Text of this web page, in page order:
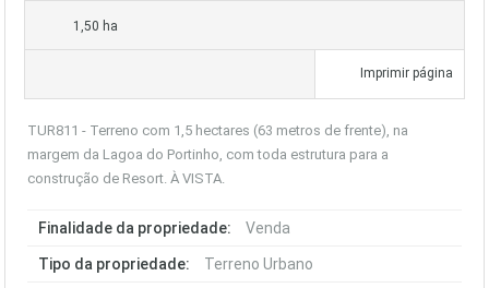
1,50 ha
Imprimir página
TUR811 - Terreno com 1,5 hectares (63 metros de frente), na
margem da Lagoa do Portinho, com toda estrutura para a
construção de Resort. À VISTA.
Finalidade da propriedade: Venda
Tipo da propriedade: Terreno Urbano